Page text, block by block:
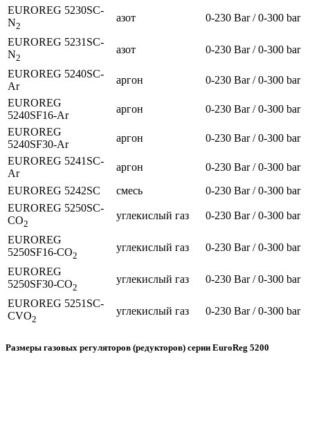
EUROREG 5230SC-
N2
азот 0-230 Bar / 0-300 bar
EUROREG 5231SC-
N2
азот 0-230 Bar / 0-300 bar
EUROREG 5240SC-
Ar
аргон
0-230 Bar / 0-300 bar
EUROREG
5240SF16-Ar
аргон
0-230 Bar / 0-300 bar
EUROREG
5240SF30-Ar
аргон
0-230 Bar / 0-300 bar
EUROREG 5241SC-
Ar
аргон
0-230 Bar / 0-300 bar
EUROREG 5242SC
смесь
0-230 Bar / 0-300 bar
EUROREG 5250SC-
CO2
углекислый газ 0-230 Bar / 0-300 bar
EUROREG
5250SF16-CO2
углекислый газ 0-230 Bar / 0-300 bar
EUROREG
5250SF30-CO2
углекислый газ 0-230 Bar / 0-300 bar
EUROREG 5251SC-
CVO2
углекислый газ 0-230 Bar / 0-300 bar
Размеры газовых регуляторов (редукторов) серии EuroReg 5200